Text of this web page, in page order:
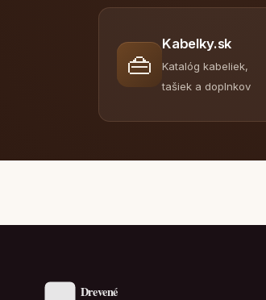
👜
Kabelky.sk
Katalóg kabeliek,
tašiek a doplnkov